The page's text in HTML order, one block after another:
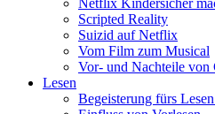
Scripted Reality
Suizid auf Netflix
Vom Film zum Musical
Vor- und Nachteile von
Lesen
Begeisterung fürs